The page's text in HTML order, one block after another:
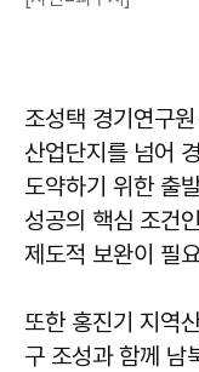
조성택 경기연구
산업단지를 넘어
도약하기 위한 출
성공의 핵심 조건
제도적 보완이 필
또한 홍진기 지역
구 조성과 함께 남